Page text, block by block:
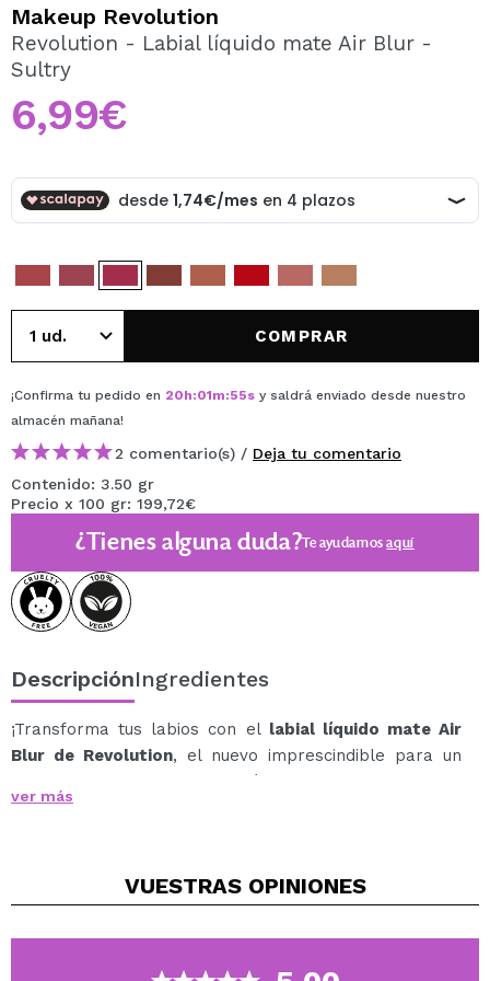
Al crear una cuenta en Maquillalia.com podrás realizar
tus compras rápidamente, revisar el estado de tus
Makeup Revolution
Revolution - Labial líquido mate Air Blur -
Sultry
6,99€
COMPRAR
¡Confirma tu pedido en 20h:01m:55s y saldrá enviado desde nuestro
almacén mañana!
2 comentario(s) / Deja tu comentario
Contenido: 3.50 gr
Precio x 100 gr: 199,72€
¿Tienes alguna duda?Te ayudamosaquí
DescripciónIngredientes
¡Transforma tus labios con el labial líquido mate Air
Blur de Revolution, el nuevo imprescindible para un
acabado mate suave y ultra cómodo!
Diseñado para ofrecer una experiencia lujosa con cada
Características Destacadas:
proporciona un color vibrante en una sola pasada.
Textura Ligera y Aireada: Su fórmula batida
ver más
VUESTRAS OPINIONES